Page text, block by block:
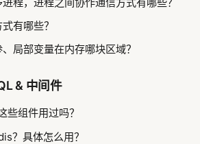
有哪些？
局部变量在内存哪块区域？
& 中间件
组件用过吗？
？具体怎么用？